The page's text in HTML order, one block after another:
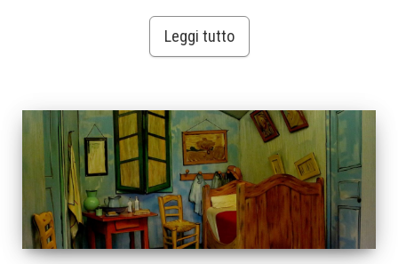
Leggi tutto